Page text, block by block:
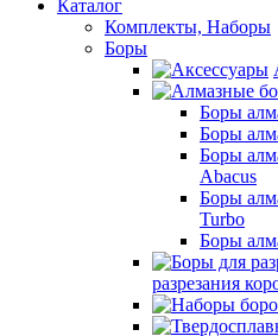
Каталог
Комплекты, Наборы
Боры
Боры
Боры
Боры
Abacus
Боры
Turbo
Боры
разрезания